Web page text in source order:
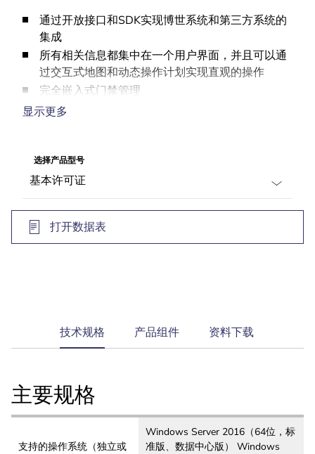
通过开放接口和SDK实现博世系统和第三方系统的
集成
所有相关信息都集中在一个用户界面，并且可以通
过交互式地图和动态操作计划实现直观的操作
完全嵌入式门禁管理
用于取证调查的完整事件日志和跟踪审查
显示更多
选择产品型号
打开数据表
current
tab:
技术规格 产品组件 资料下载
主要规格
支持的操作系统（独立或
Windows Server 2016（64位，标
准版、数据中心版） Windows